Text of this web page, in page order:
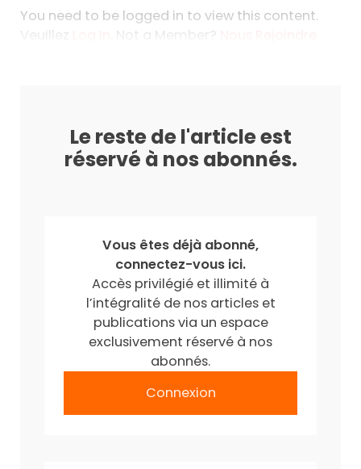
You need to be logged in to view this content.
Veuillez
. Not a Member?
Le reste de l'article est
réservé à nos abonnés.
Vous êtes déjà abonné,
connectez-vous ici.
Accès privilégié et illimité à
l’intégralité de nos articles et
publications via un espace
exclusivement réservé à nos
abonnés.
Connexion